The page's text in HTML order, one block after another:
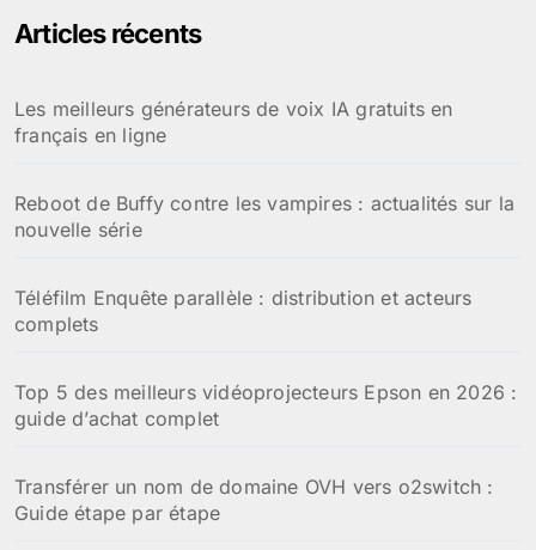
r
e
r
Articles récents
Les meilleurs générateurs de voix IA gratuits en
français en ligne
Reboot de Buffy contre les vampires : actualités sur la
nouvelle série
Téléfilm Enquête parallèle : distribution et acteurs
complets
Top 5 des meilleurs vidéoprojecteurs Epson en 2026 :
guide d’achat complet
Transférer un nom de domaine OVH vers o2switch :
Guide étape par étape